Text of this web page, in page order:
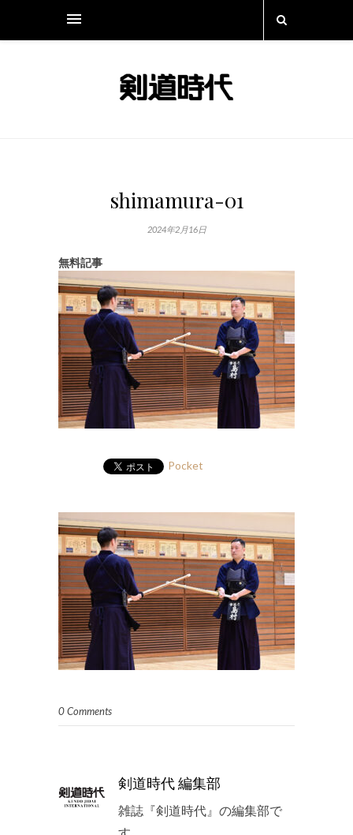
shimamura-01
2024年2月16日
無料記事
Pocket
0 Comments
剣道時代 編集部
雑誌『剣道時代』の編集部で